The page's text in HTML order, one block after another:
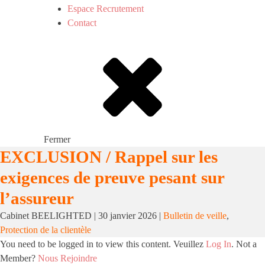
Espace Recrutement
Contact
Fermer
EXCLUSION / Rappel sur les
exigences de preuve pesant sur
l’assureur
Cabinet BEELIGHTED | 30 janvier 2026 | Bulletin de veille,
Protection de la clientèle
You need to be logged in to view this content. Veuillez Log In. Not a
Member? Nous Rejoindre